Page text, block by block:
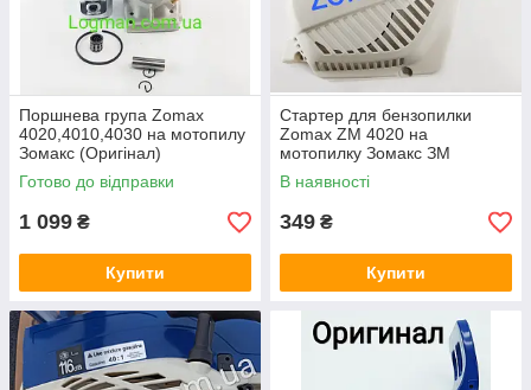
Поршнева група Zomax
4020,4010,4030 на мотопилу
Зомакс (Оригінал)
Готово до відправки
1 099 ₴
Купити
Стартер для бензопилки
Zomax ZM 4020 на
мотопилку Зомакс ЗМ
(Оригінал)
В наявності
349 ₴
Купити